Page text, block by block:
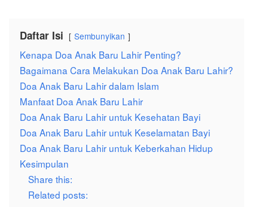
Daftar Isi Sembunyikan
Kenapa Doa Anak Baru Lahir Penting?
Bagaimana Cara Melakukan Doa Anak Baru Lahir?
Doa Anak Baru Lahir dalam Islam
Manfaat Doa Anak Baru Lahir
Doa Anak Baru Lahir untuk Kesehatan Bayi
Doa Anak Baru Lahir untuk Keselamatan Bayi
Doa Anak Baru Lahir untuk Keberkahan Hidup
Kesimpulan
Share this:
Related posts: